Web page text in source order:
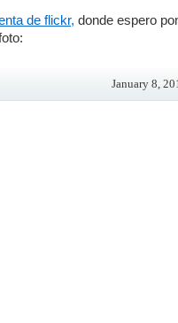
de flickr, donde espero
January 8,